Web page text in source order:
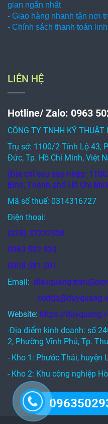
gian ngắn nhất
- Giao hàng nhanh tận nơi
- Chính sách thanh toán
LIÊN HỆ
Hotline/ Zalo: 0963
CÔNG TY TNHH KỸ THUẬT
Trụ sở: 1100/2 Tỉnh Lộ 43,
Đức, Tp. Hồ Chí Minh, Việt
(Địa chỉ sau sáp nhập:
Bình, Thành phố Hồ Chí
Mã số thuế: 0314316727
Điện thoại:
(028) 37222938
0963 502 939
0908 581 001
Email:
Website: https://
-Địa điểm kinh doanh: số
2, Phường Vĩnh Phú, Tp.
- Kho 1: Phước Thái, huyện
- Kho 2: Khu công nghiệp